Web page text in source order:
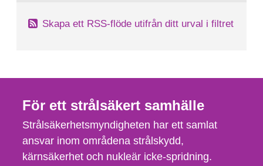
Skapa ett RSS-flöde utifrån ditt urval i filtret
För ett strålsäkert samhälle
Strålsäkerhetsmyndigheten har ett samlat
ansvar inom områdena strålskydd,
kärnsäkerhet och nukleär icke-spridning.